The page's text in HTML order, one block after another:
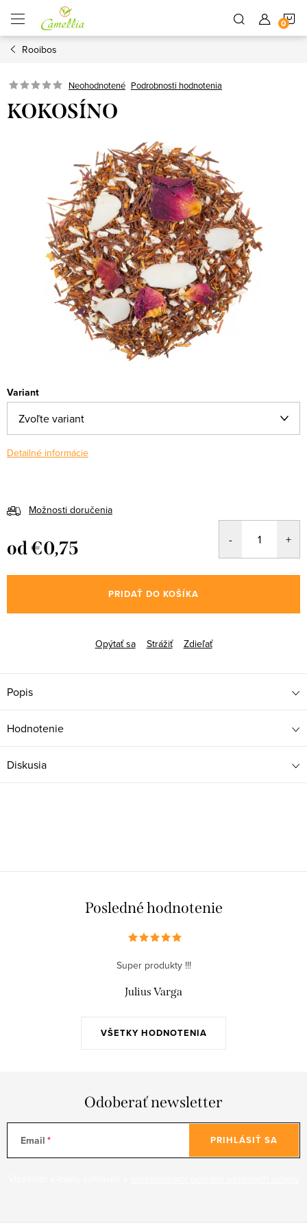
obsah
Rooibos
Neohodnotené Podrobnosti hodnotenia
KOKOSÍNO
Variant
Detailné informácie
Možnosti doručenia
od€0,75
cena:
PRIDAŤ DO KOŠÍKA
Opýtať sa Strážiť Zdieľať
Popis
Hodnotenie
Diskusia
Posledné hodnotenie
VŠETKY HODNOTENIA
Super produkty !!!
Julius Varga
Odoberať newsletter
Email PRIHLÁSIŤ SA